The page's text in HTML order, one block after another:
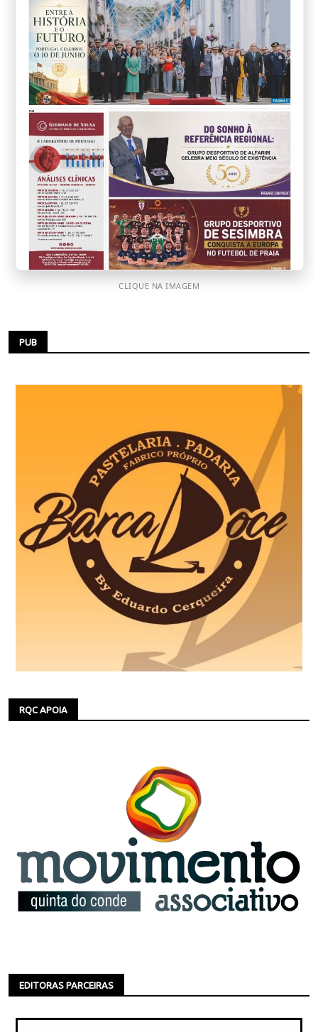
CLIQUE NA IMAGEM
PUB
RQC APOIA
EDITORAS PARCEIRAS